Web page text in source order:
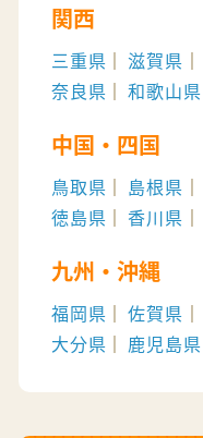
関西
三重県 滋賀県
奈良県
和歌山県
中国・四国
鳥取県 島根県
徳島県
香川県
九州・沖縄
福岡県 佐賀県
大分県
鹿児島県